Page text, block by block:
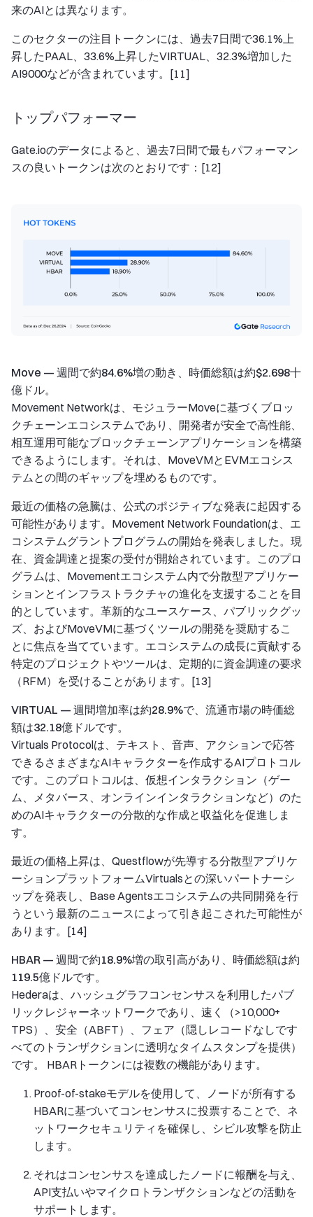
来のAIとは異なります。
このセクターの注目トークンには、過去7日間で36.1%上
昇したPAAL、33.6%上昇したVIRTUAL、32.3%増加した
AI9000などが含まれています。[11]
トップパフォーマー
Gate.ioのデータによると、過去7日間で最もパフォーマン
スの良いトークンは次のとおりです：[12]
Move — 週間で約84.6%増の動き、時価総額は約$2.698十
億ドル。
Movement Networkは、モジュラーMoveに基づくブロッ
クチェーンエコシステムであり、開発者が安全で高性能、
相互運用可能なブロックチェーンアプリケーションを構築
できるようにします。それは、MoveVMとEVMエコシス
テムとの間のギャップを埋めるものです。
最近の価格の急騰は、公式のポジティブな発表に起因する
可能性があります。Movement Network Foundationは、エ
コシステムグラントプログラムの開始を発表しました。現
在、資金調達と提案の受付が開始されています。このプロ
グラムは、Movementエコシステム内で分散型アプリケー
ションとインフラストラクチャの進化を支援することを目
的としています。革新的なユースケース、パブリックグッ
ズ、およびMoveVMに基づくツールの開発を奨励するこ
とに焦点を当てています。エコシステムの成長に貢献する
特定のプロジェクトやツールは、定期的に資金調達の要求
（RFM）を受けることがあります。[13]
VIRTUAL — 週間増加率は約28.9%で、流通市場の時価総
額は32.18億ドルです。
Virtuals Protocolは、テキスト、音声、アクションで応答
できるさまざまなAIキャラクターを作成するAIプロトコル
です。このプロトコルは、仮想インタラクション（ゲー
ム、メタバース、オンラインインタラクションなど）のた
めのAIキャラクターの分散的な作成と収益化を促進しま
す。
最近の価格上昇は、Questflowが先導する分散型アプリケ
ーションプラットフォームVirtualsとの深いパートナーシ
ップを発表し、Base Agentsエコシステムの共同開発を行
うという最新のニュースによって引き起こされた可能性が
あります。[14]
HBAR — 週間で約18.9%増の取引高があり、時価総額は約
119.5億ドルです。
Hederaは、ハッシュグラフコンセンサスを利用したパブ
リックレジャーネットワークであり、速く（>10,000+
TPS）、安全（ABFT）、フェア（隠しレコードなしです
べてのトランザクションに透明なタイムスタンプを提供）
です。 HBARトークンには複数の機能があります。
Proof-of-stakeモデルを使用して、ノードが所有する
HBARに基づいてコンセンサスに投票することで、ネ
ットワークセキュリティを確保し、シビル攻撃を防止
します。
それはコンセンサスを達成したノードに報酬を与え、
API支払いやマイクロトランザクションなどの活動を
サポートします。